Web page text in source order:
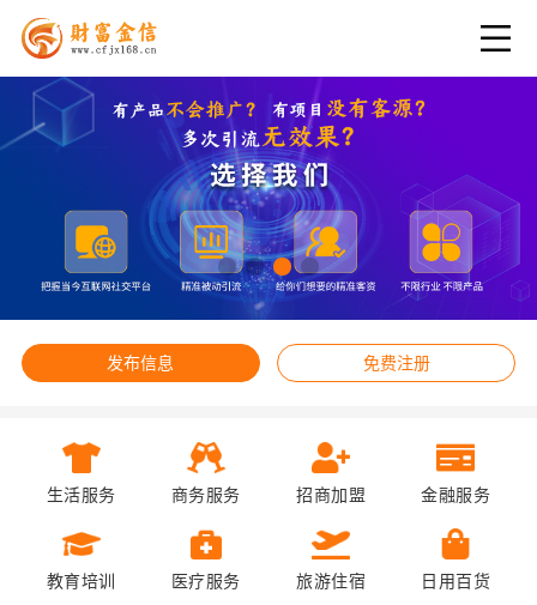
发布信息 免费注册
生活服务 商务服务 招商加盟 金融服务
教育培训 医疗服务 旅游住宿 日用百货